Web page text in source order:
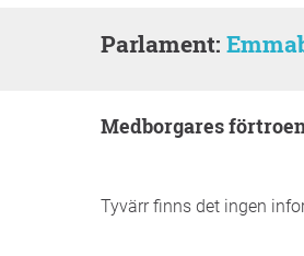
Parlament:
medborgares
Tyvärr finns det ingen